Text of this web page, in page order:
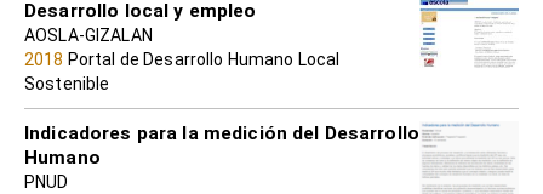
Desarrollo local y empleo
AOSLA-GIZALAN
2018 Portal de Desarrollo Humano Local
Sostenible
Indicadores para la medición del Desarrollo
Humano
PNUD